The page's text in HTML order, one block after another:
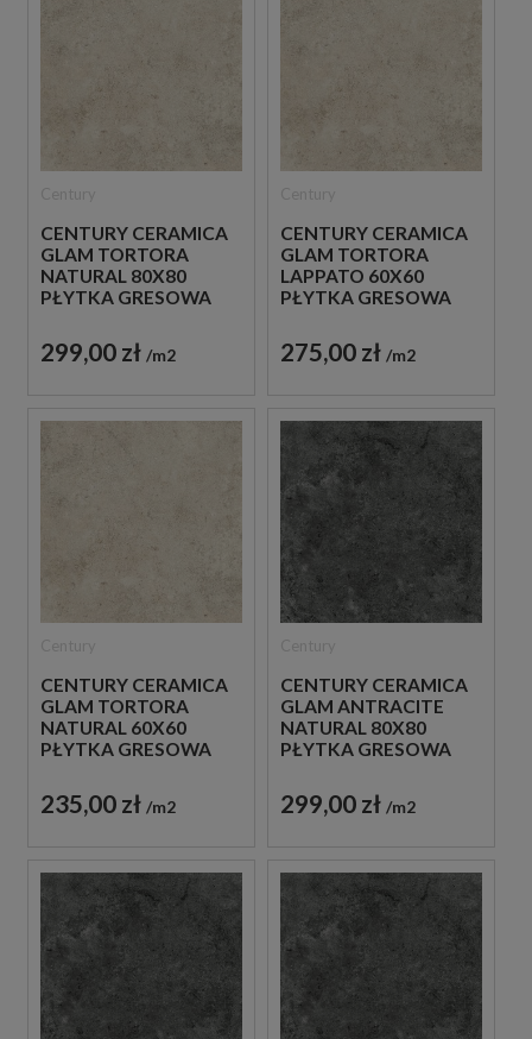
CENTURY CERAMICA
GLAM TORTORA
NATURAL 80X80
PŁYTKA GRESOWA
299,00 zł m2
CENTURY CERAMICA
GLAM TORTORA
LAPPATO 60X60
PŁYTKA GRESOWA
275,00 zł m2
CENTURY CERAMICA
GLAM TORTORA
NATURAL 60X60
PŁYTKA GRESOWA
235,00 zł m2
CENTURY CERAMICA
GLAM ANTRACITE
NATURAL 80X80
PŁYTKA GRESOWA
299,00 zł m2